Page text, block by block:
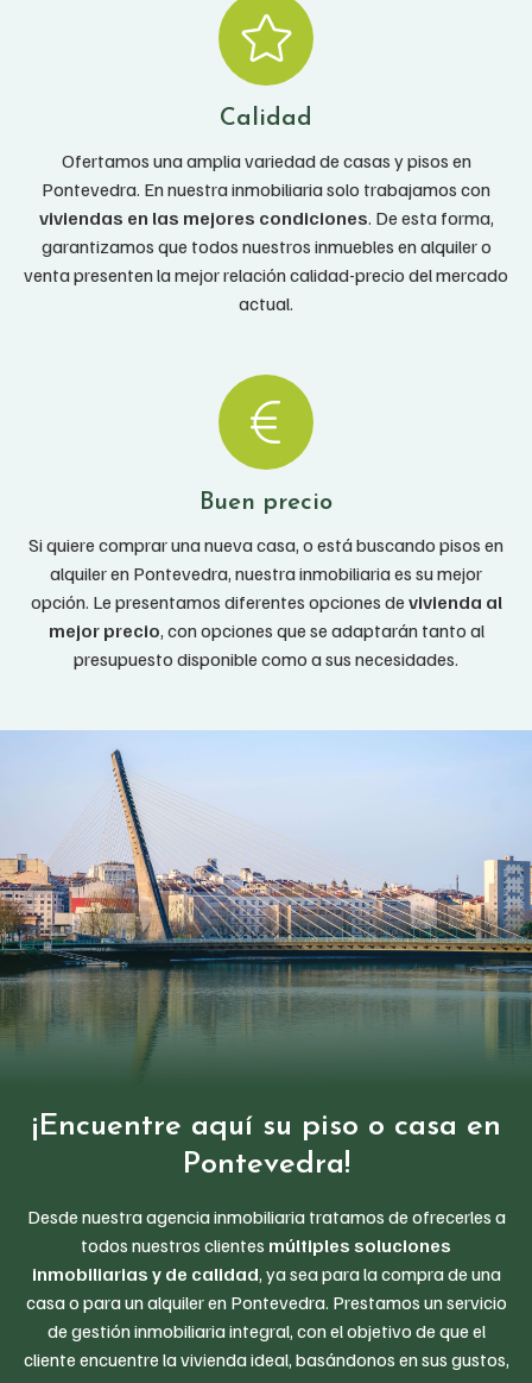
Calidad
Ofertamos una amplia variedad de casas y pisos en
Pontevedra. En nuestra inmobiliaria solo trabajamos con
viviendas en las mejores condiciones. De esta forma,
garantizamos que todos nuestros inmuebles en alquiler o
venta presenten la mejor relación calidad-precio del mercado
actual.
Buen precio
Si quiere comprar una nueva casa, o está buscando pisos en
alquiler en Pontevedra, nuestra inmobiliaria es su mejor
opción. Le presentamos diferentes opciones de vivienda al
mejor precio, con opciones que se adaptarán tanto al
presupuesto disponible como a sus necesidades.
¡Encuentre aquí su piso o casa en
Pontevedra!
Desde nuestra agencia inmobiliaria tratamos de ofrecerles a
todos nuestros clientes múltiples soluciones
inmobiliarias y de calidad, ya sea para la compra de una
casa o para un alquiler en Pontevedra. Prestamos un servicio
de gestión inmobiliaria integral, con el objetivo de que el
cliente encuentre la vivienda ideal, basándonos en sus gustos,